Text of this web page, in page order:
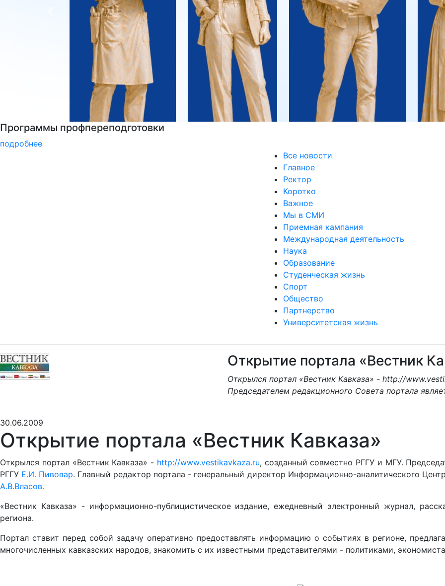
РГГУ — территория вежливости
подробнее
Все новости
Главное
Ректор
Коротко
Важное
Мы в СМИ
Приемная кампания
Международная деятельность
Наука
Образование
Студенческая жизнь
Спорт
Общество
Партнерство
Университетская жизнь
Открытие портала «Вестник
Открылся портал «Вестник Кавказа» - http://
Председателем редакционного Совета портала
30.06.2009
Открытие портала «Вестник Кавказа»
Открылся портал «Вестник Кавказа» - http://www.vestikavkaza.ru, созданный совместно РГГУ и МГУ.
РГГУ Е.И. Пивовар. Главный редактор портала - генеральный директор Информационно-аналитического
А.В.Власов.
«Вестник Кавказа» - информационно-публицистическое издание, ежедневный электронный журнал,
региона.
Портал ставит перед собой задачу оперативно предоставлять информацию о событиях в регионе,
многочисленных кавказских народов, знакомить с их известными представителями - политиками,